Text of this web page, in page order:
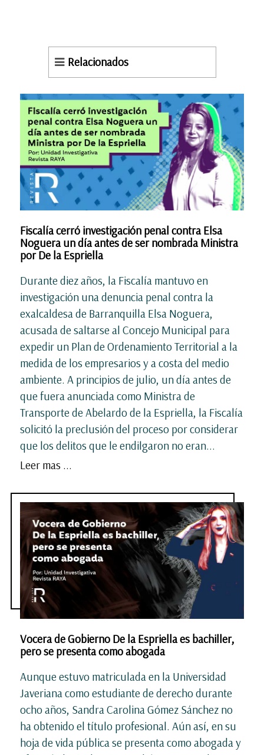
Relacionados
Fiscalía cerró investigación penal contra Elsa
Noguera un día antes de ser nombrada Ministra
por De la Espriella
Durante diez años, la Fiscalía mantuvo en
investigación una denuncia penal contra la
exalcaldesa de Barranquilla Elsa Noguera,
acusada de saltarse al Concejo Municipal para
expedir un Plan de Ordenamiento Territorial a la
medida de los empresarios y a costa del medio
ambiente. A principios de julio, un día antes de
que fuera anunciada como Ministra de
Transporte de Abelardo de la Espriella, la Fiscalía
solicitó la preclusión del proceso por considerar
que los delitos que le endilgaron no eran...
Leer mas ...
Vocera de Gobierno De la Espriella es bachiller,
pero se presenta como abogada
Aunque estuvo matriculada en la Universidad
Javeriana como estudiante de derecho durante
ocho años, Sandra Carolina Gómez Sánchez no
ha obtenido el título profesional. Aún así, en su
hoja de vida pública se presenta como abogada y